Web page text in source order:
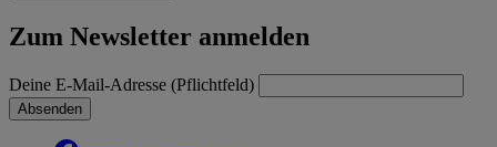
Zum Newsletter anmelden
Deine E-Mail-Adresse (Pflichtfeld)
Absenden